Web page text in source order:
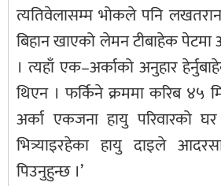
त्यतिवेलासम्म भोकले पनि
बिहान खाएको लेमन टीबाहेक पेटमा
। त्यहाँ एक–अर्काको अनुहार
थिएन । फर्किने क्रममा करिब ४५
अर्का एकजना हायु परिवारको
भित्र्याइरहेका हायु दाइले
पिउनुहुन्छ ।’